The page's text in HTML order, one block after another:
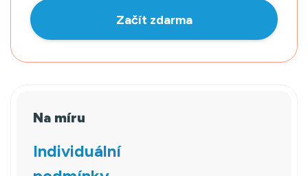
Začít zdarma
Na míru
Individuální